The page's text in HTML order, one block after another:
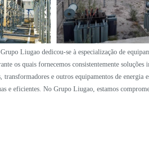
Liugao dedicou-se à especialização de
os quais fornecemos consistentemente
transformadores e outros equipamentos de
e eficientes. No Grupo Liugao, estamos